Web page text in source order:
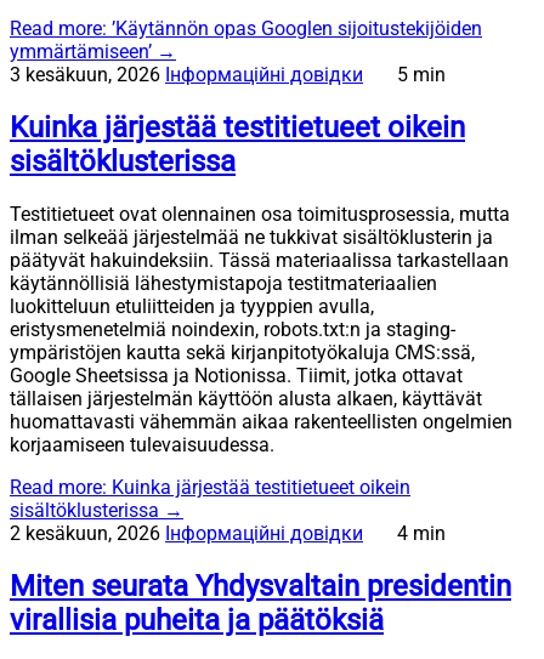
Read more: ’Käytännön opas Googlen sijoitustekijöiden
ymmärtämiseen’ →
3 kesäkuun, 2026 Інформаційні довідки 5 min
Kuinka järjestää testitietueet oikein
sisältöklusterissa
Testitietueet ovat olennainen osa toimitusprosessia, mutta
ilman selkeää järjestelmää ne tukkivat sisältöklusterin ja
päätyvät hakuindeksiin. Tässä materiaalissa tarkastellaan
käytännöllisiä lähestymistapoja testitmateriaalien
luokitteluun etuliitteiden ja tyyppien avulla,
eristysmenetelmiä noindexin, robots.txt:n ja staging-
ympäristöjen kautta sekä kirjanpitotyökaluja CMS:ssä,
Google Sheetsissa ja Notionissa. Tiimit, jotka ottavat
tällaisen järjestelmän käyttöön alusta alkaen, käyttävät
huomattavasti vähemmän aikaa rakenteellisten ongelmien
korjaamiseen tulevaisuudessa.
Read more: Kuinka järjestää testitietueet oikein
sisältöklusterissa →
2 kesäkuun, 2026 Інформаційні довідки 4 min
Miten seurata Yhdysvaltain presidentin
virallisia puheita ja päätöksiä